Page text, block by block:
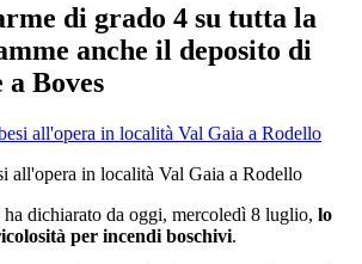
di grado 4 su tutta la
anche il deposito di
a Boves
all'opera in località Val Gaia a Rodello
dichiarato da oggi, mercoledì 8 luglio, lo
per incendi boschivi.